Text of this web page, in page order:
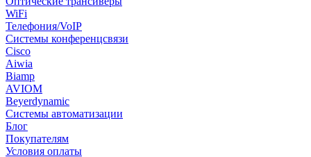
WiFi
Телефония/VoIP
Системы конференцсвязи
Cisco
Aiwia
Biamp
AVIOM
Beyerdynamic
Системы автоматизации
Блог
Покупателям
Условия оплаты